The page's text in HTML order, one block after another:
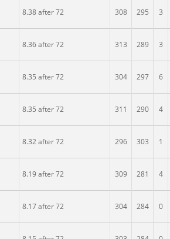
8.38 after 72 308 295 3
8.36 after 72 313 289 3
8.35 after 72 304 297 6
8.35 after 72 311 290 4
8.32 after 72 296 303 1
8.19 after 72 309 281 4
8.17 after 72 304 284 0